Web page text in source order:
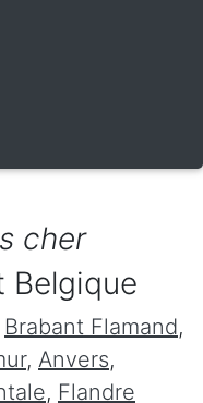
cher
Belgique
Brabant Flamand,
, Anvers,
, Flandre